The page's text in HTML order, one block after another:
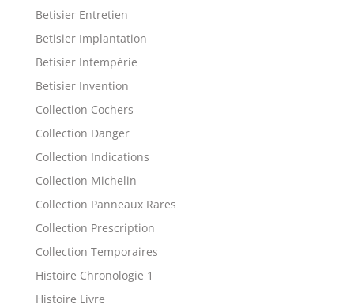
Betisier Entretien
Betisier Implantation
Betisier Intempérie
Betisier Invention
Collection Cochers
Collection Danger
Collection Indications
Collection Michelin
Collection Panneaux Rares
Collection Prescription
Collection Temporaires
Histoire Chronologie 1
Histoire Livre